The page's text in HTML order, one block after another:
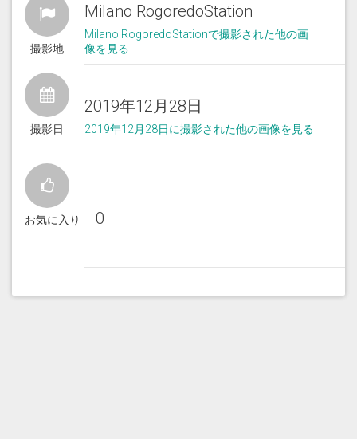
撮影地
Milano RogoredoStation
Milano RogoredoStationで撮影された他の画
像を見る
撮影日
2019年12月28日
2019年12月28日に撮影された他の画像を見る
お気に入り 0